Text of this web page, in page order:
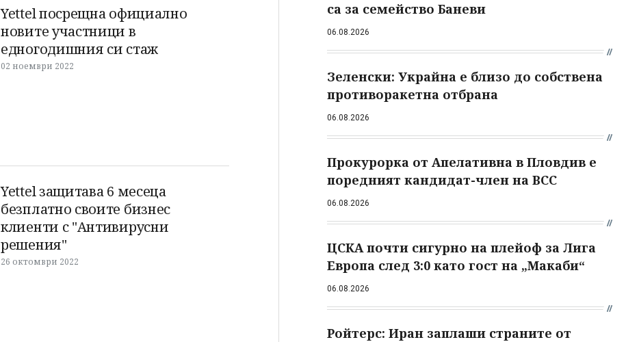
Yettel посрещна официално
новите участници в
едногодишния си стаж
02 ноември 2022
Yettel защитава 6 месеца
безплатно своите бизнес
клиенти с "Антивирусни
решения"
26 октомври 2022
са за семейство Баневи
06.08.2026
Зеленски: Украйна е близо до собствена
противоракетна отбрана
06.08.2026
Прокурорка от Апелативна в Пловдив е
поредният кандидат-член на ВСС
06.08.2026
ЦСКА почти сигурно на плейоф за Лига
Европа след 3:0 като гост на „Макаби“
06.08.2026
Ройтерс: Иран заплаши страните от